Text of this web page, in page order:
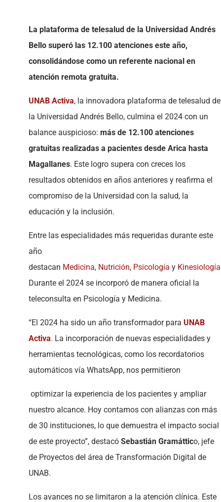
La plataforma de telesalud de la Universidad Andrés
Bello superó las 12.100 atenciones este año,
consolidándose como un referente nacional en
atención remota gratuita.
UNAB Activa, la innovadora plataforma de telesalud de
la Universidad Andrés Bello, culmina el 2024 con un
balance auspicioso: más de 12.100 atenciones
gratuitas realizadas a pacientes desde Arica hasta
Magallanes. Este logro supera con creces los
resultados obtenidos en años anteriores y reafirma el
compromiso de la Universidad con la salud, la
educación y la inclusión.
Entre las especialidades más requeridas durante este
año
destacan Medicina, Nutrición, Psicología y Kinesiología
Durante el 2024 se incorporó de manera oficial la
teleconsulta en Psicología y Medicina.
“El 2024 ha sido un año transformador para UNAB
Activa. La incorporación de nuevas especialidades y
herramientas tecnológicas, como los recordatorios
automáticos vía WhatsApp, nos permitieron
optimizar la experiencia de los pacientes y ampliar
nuestro alcance. Hoy contamos con alianzas con más
de 30 instituciones, lo que demuestra el impacto social
de este proyecto”, destacó Sebastián Gramáttico, jefe
de Proyectos del área de Transformación Digital de
UNAB.
Los avances no se limitaron a la atención clínica. Este